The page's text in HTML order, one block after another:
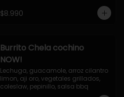
$8.990
Burrito Chela cochino
NOW!
Lechuga, guacamole, arroz cilantro
limon, aji oro, vegetales grillados,
coleslaw, pepinillo, salsa bbq